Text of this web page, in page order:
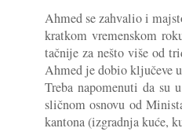
Ahmed se zahvalio i
kratkom vremenskom
tačnije za nešto više od
Ahmed je dobio ključeve
Treba napomenuti da su
sličnom osnovu od
kantona (izgradnja kuće,